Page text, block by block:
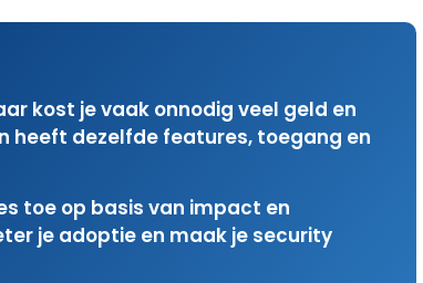
kost je vaak onnodig veel geld en
heeft dezelfde features, toegang en
toe op basis van impact en
je adoptie en maak je security